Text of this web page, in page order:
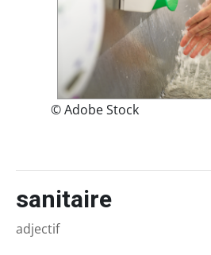
© Adobe Stock
sanitaire
adjectif